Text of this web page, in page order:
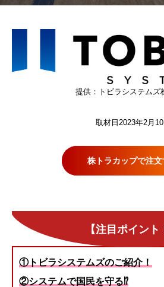
提供：トビラシステムズ
取材日2023年2月10
株トラカップで注文
【注目ポイント
①トビラシステムズのご紹介！
②システムで国民を守る⁉